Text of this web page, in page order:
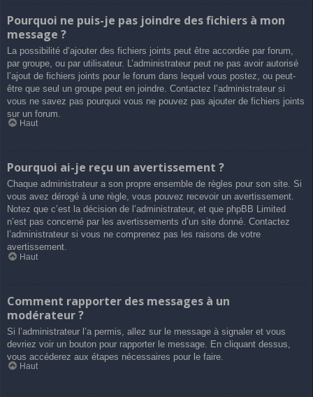
Pourquoi ne puis-je pas joindre des fichiers à mon
message ?
La possibilité d’ajouter des fichiers joints peut être accordée par forum,
par groupe, ou par utilisateur. L’administrateur peut ne pas avoir autorisé
l’ajout de fichiers joints pour le forum dans lequel vous postez, ou peut-
être que seul un groupe peut en joindre. Contactez l’administrateur si
vous ne savez pas pourquoi vous ne pouvez pas ajouter de fichiers joints
sur un forum.
Haut
Pourquoi ai-je reçu un avertissement ?
Chaque administrateur a son propre ensemble de règles pour son site. Si
vous avez dérogé à une règle, vous pouvez recevoir un avertissement.
Notez que c’est la décision de l’administrateur, et que phpBB Limited
n’est pas concerné par les avertissements d’un site donné. Contactez
l’administrateur si vous ne comprenez pas les raisons de votre
avertissement.
Haut
Comment rapporter des messages à un
modérateur ?
Si l’administrateur l’a permis, allez sur le message à signaler et vous
devriez voir un bouton pour rapporter le message. En cliquant dessus,
vous accéderez aux étapes nécessaires pour le faire.
Haut